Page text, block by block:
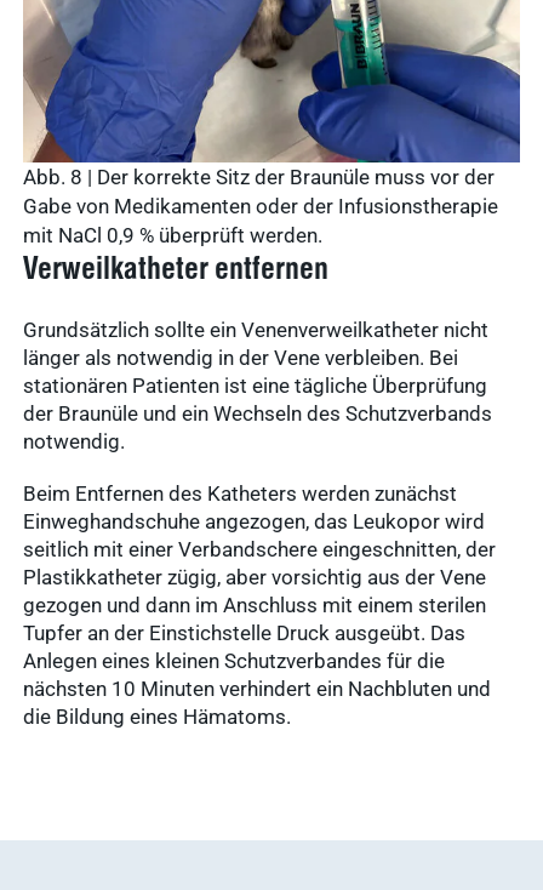
novaderma
Ergebnisse
anzeigen
gründen
Ergebnisse
Mitgliedschaft
Ergebnisse
anzeigen
Nachhaltigkeit
Ergebnisse
anzeigen
WDT Info
Ergebnisse
WDT-Gruppe
Marktplatz
vetlog.one
Tierarzt24.de
vetsoft.one
vetat.work
basics4vets
Abb. 8 | Der korrekte Sitz der Braunüle muss vor der
Gabe von Medikamenten oder der Infusionstherapie
mit NaCl 0,9 % überprüft werden.
Verweilkatheter entfernen
Grundsätzlich sollte ein Venenverweilkatheter nicht
länger als notwendig in der Vene verbleiben. Bei
stationären Patienten ist eine tägliche Überprüfung
der Braunüle und ein Wechseln des Schutzverbands
notwendig.
Beim Entfernen des Katheters werden zunächst
Einweghandschuhe angezogen, das Leukopor wird
seitlich mit einer Verbandschere eingeschnitten, der
Plastikkatheter zügig, aber vorsichtig aus der Vene
gezogen und dann im Anschluss mit einem sterilen
Tupfer an der Einstichstelle Druck ausgeübt. Das
Anlegen eines kleinen Schutzverbandes für die
nächsten 10 Minuten verhindert ein Nachbluten und
die Bildung eines Hämatoms.